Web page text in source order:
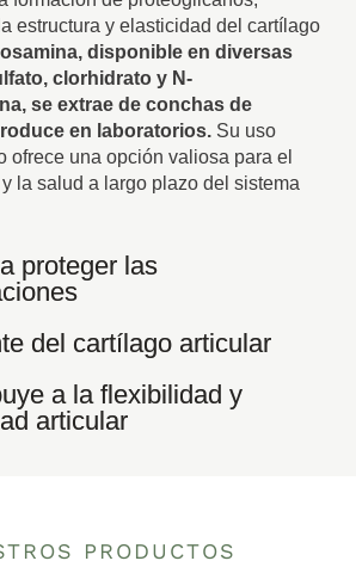
estructura y elasticidad del cartílago
disponible en diversas
clorhidrato y N-
se extrae de conchas de
en laboratorios. Su uso
ofrece una opción valiosa para el
la salud a largo plazo del sistema
proteger las
del cartílago articular
a la flexibilidad y
articular
PRODUCTOS